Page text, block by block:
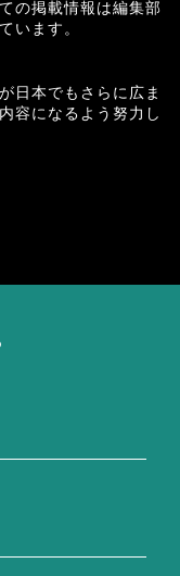
の掲載情報は編集部
います。
日本でもさらに広ま
容になるよう努力し